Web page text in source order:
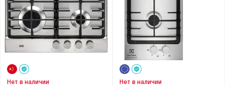
Нет в наличии
Нет в наличии